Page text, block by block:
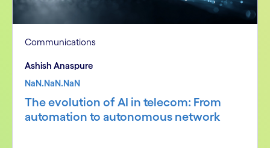
Communications
Ashish Anaspure
NaN.NaN.NaN
The evolution of AI in telecom: From
automation to autonomous network